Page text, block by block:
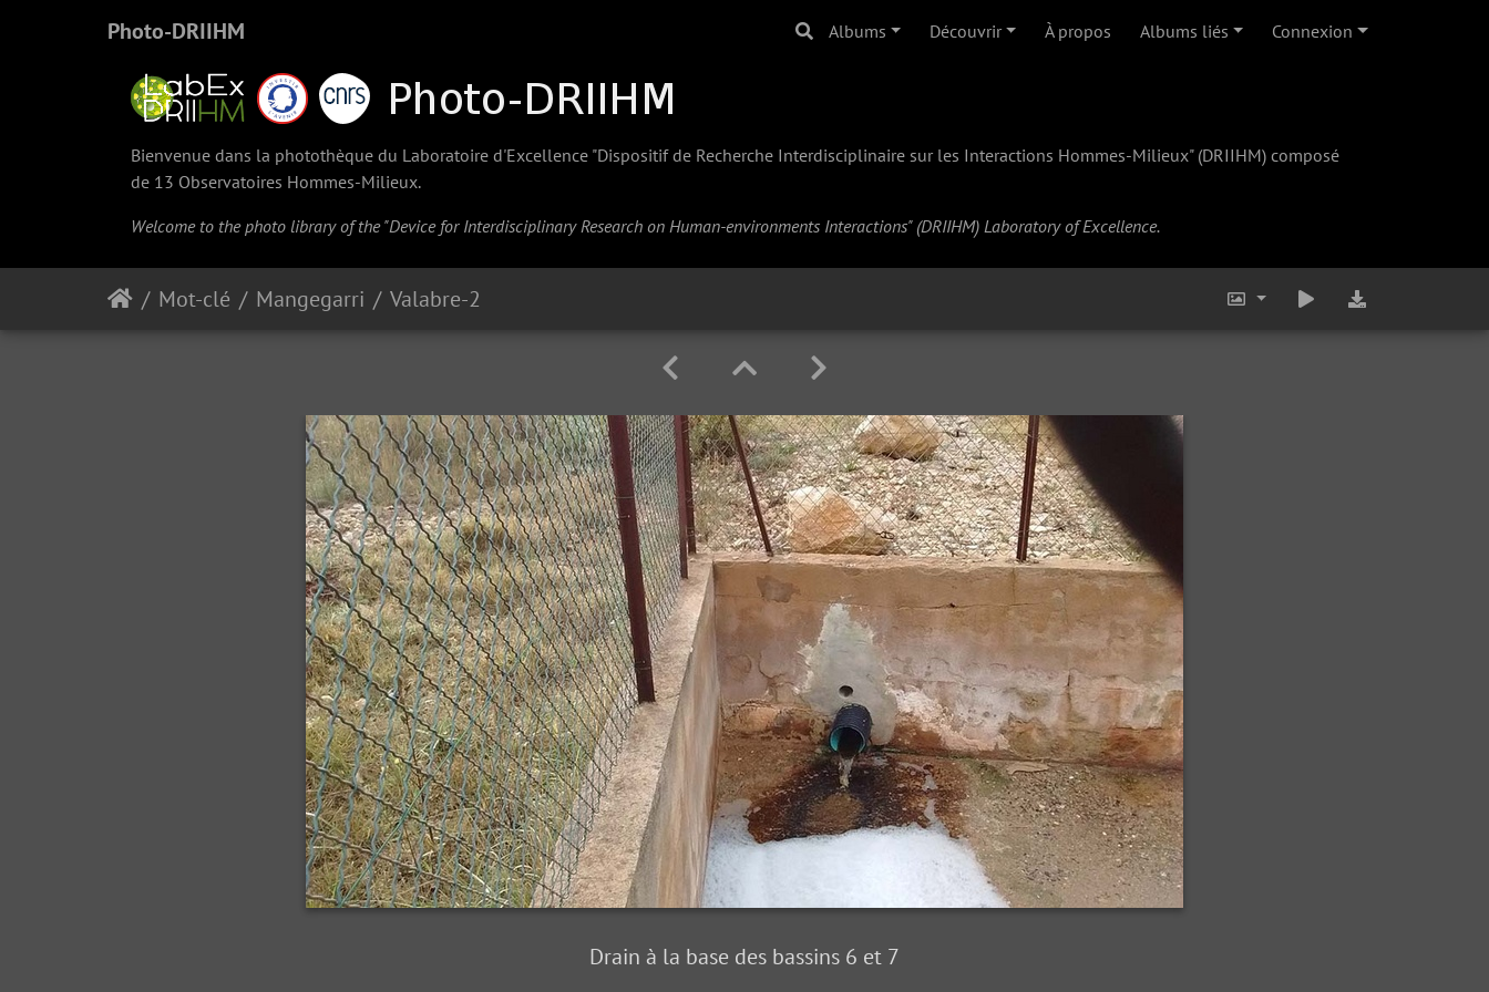
Photo-DRIIHM Albums Découvrir À propos Albums liés Connexion
Bienvenue dans la photothèque du Laboratoire d'Excellence "Dispositif de Recherche Interdisciplinaire sur les Interactions Hommes-Milieux" (DRIIHM) composé
de 13 Observatoires Hommes-Milieux.
Welcome to the photo library of the "Device for Interdisciplinary Research on Human-environments Interactions" (DRIIHM) Laboratory of Excellence.
Mot-clé Mangegarri Valabre-2
Drain à la base des bassins 6 et 7